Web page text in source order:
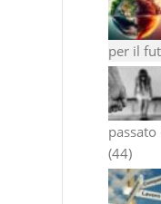
per il
44